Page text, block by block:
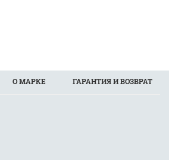
О МАРКЕ ГАРАНТИЯ И ВОЗВРАТ